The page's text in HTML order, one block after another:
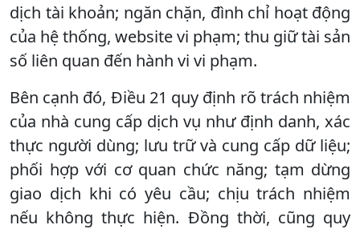
dịch tài khoản; ngăn chặn, đình chỉ hoạt động
của hệ thống, website vi phạm; thu giữ tài sản
số liên quan đến hành vi vi phạm.
Bên cạnh đó, Điều 21 quy định rõ trách nhiệm
của nhà cung cấp dịch vụ như định danh, xác
thực người dùng; lưu trữ và cung cấp dữ liệu;
phối hợp với cơ quan chức năng; tạm dừng
giao dịch khi có yêu cầu; chịu trách nhiệm
nếu không thực hiện. Đồng thời, cũng quy